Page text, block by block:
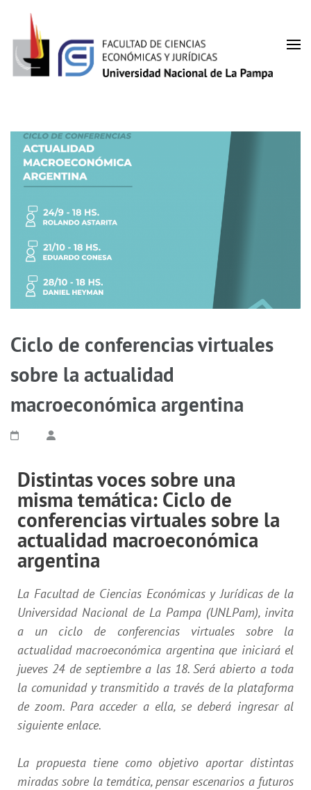
Ciclo de conferencias virtuales
sobre la actualidad
macroeconómica argentina
Distintas voces sobre una
misma temática: Ciclo de
conferencias virtuales sobre la
actualidad macroeconómica
argentina
La Facultad de Ciencias Económicas y Jurídicas de la
Universidad Nacional de La Pampa (UNLPam), invita
a un ciclo de conferencias virtuales sobre la
actualidad macroeconómica argentina que iniciará el
jueves 24 de septiembre a las 18. Será abierto a toda
la comunidad y transmitido a través de la plataforma
de zoom. Para acceder a ella, se deberá ingresar al
siguiente enlace.
La propuesta tiene como objetivo aportar distintas
miradas sobre la temática, pensar escenarios a futuros